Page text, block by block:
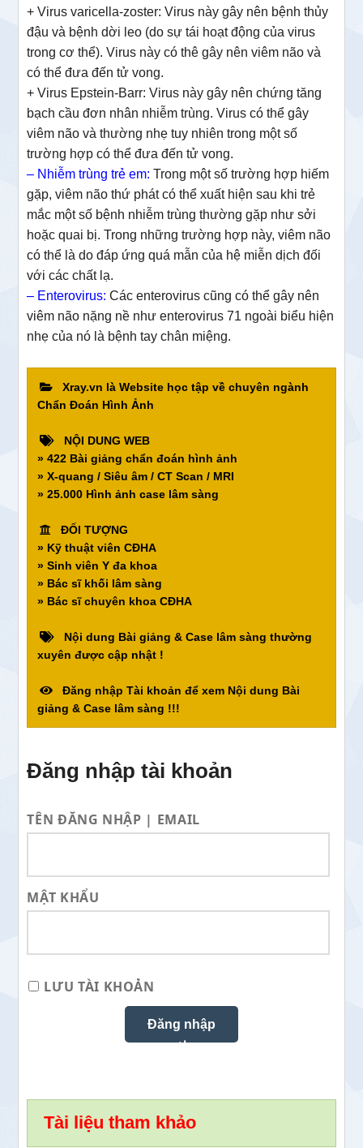
+ Virus varicella-zoster: Virus này gây nên bệnh thủy
đậu và bệnh dời leo (do sự tái hoạt động của virus
trong cơ thể). Virus này có thê gây nên viêm não và
có thể đưa đến tử vong.
+ Virus Epstein-Barr: Virus này gây nên chứng tăng
bạch cầu đơn nhân nhiễm trùng. Virus có thể gây
viêm não và thường nhẹ tuy nhiên trong một số
trường hợp có thể đưa đến tử vong.
– Nhiễm trùng trẻ em: Trong một số trường hợp hiếm
gặp, viêm não thứ phát có thể xuất hiện sau khi trẻ
mắc một số bệnh nhiễm trùng thường gặp như sởi
hoặc quai bị. Trong những trường hợp này, viêm não
có thể là do đáp ứng quá mẫn của hệ miễn dịch đối
với các chất lạ.
– Enterovirus: Các enterovirus cũng có thể gây nên
viêm não nặng nề như enterovirus 71 ngoài biểu hiện
nhẹ của nó là bệnh tay chân miệng.
Xray.vn là Website học tập về chuyên ngành
Chẩn Đoán Hình Ảnh
NỘI DUNG WEB
» 422 Bài giảng chẩn đoán hình ảnh
» X-quang / Siêu âm / CT Scan / MRI
» 25.000 Hình ảnh case lâm sàng
ĐỐI TƯỢNG
» Kỹ thuật viên CĐHA
» Sinh viên Y đa khoa
» Bác sĩ khối lâm sàng
» Bác sĩ chuyên khoa CĐHA
Nội dung Bài giảng & Case lâm sàng thường
xuyên được cập nhật !
Đăng nhập Tài khoản để xem Nội dung Bài
giảng & Case lâm sàng !!!
Đăng nhập tài khoản
TÊN ĐĂNG NHẬP | EMAIL
MẬT KHẨU
LƯU TÀI KHOẢN
Tài liệu tham khảo